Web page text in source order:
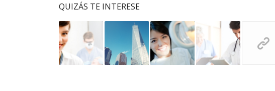
QUIZÁS TE INTERESE